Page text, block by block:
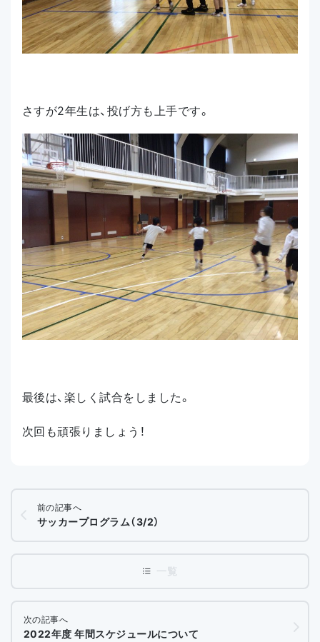
さすが2年生は、投げ方も上手です。
最後は、楽しく試合をしました。
次回も頑張りましょう！
前の記事へ
サッカープログラム（3/2）
次の記事へ
2022年度 年間スケジュールについて